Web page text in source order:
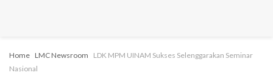
Home LMC Newsroom
LDK MPM UINAM Sukses Selenggarakan Seminar
Nasional